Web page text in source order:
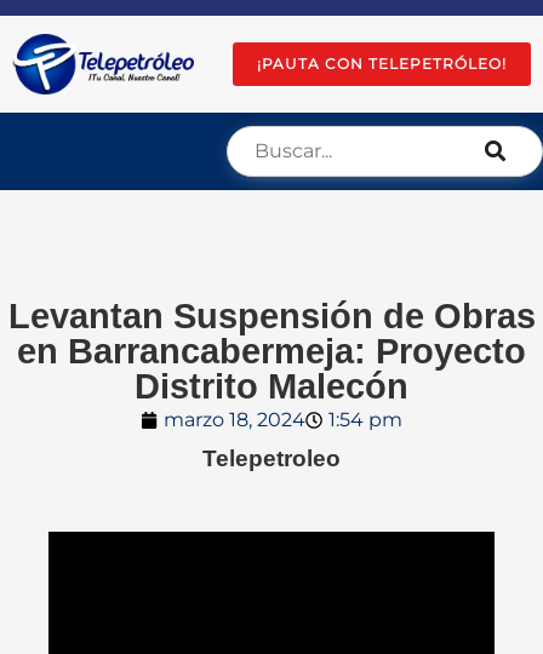
¡PAUTA CON TELEPETRÓLEO!
Levantan Suspensión de Obras
en Barrancabermeja: Proyecto
Distrito Malecón
marzo 18, 2024 1:54 pm
Telepetroleo